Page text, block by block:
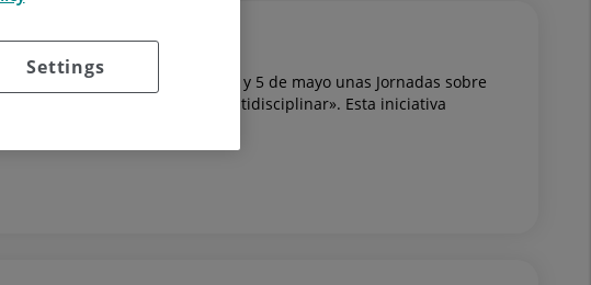
Piel
Zaragoza celebrará los días 4 y 5 de mayo unas Jornadas sobre
innovación y abordaje multidisciplinar». Esta iniciativa
Settings